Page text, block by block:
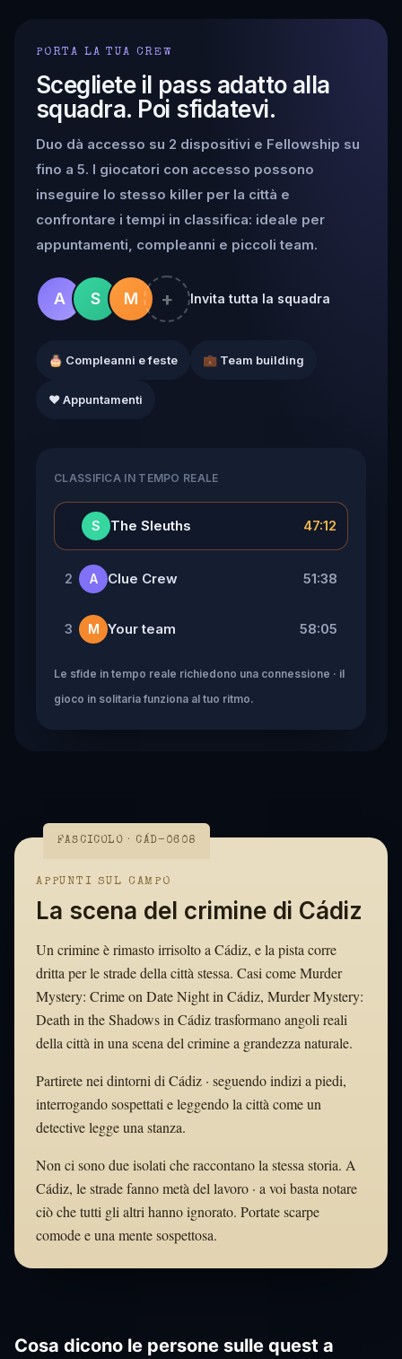
PORTA LA TUA CREW
Scegliete il pass adatto alla
squadra. Poi sfidatevi.
Duo dà accesso su 2 dispositivi e Fellowship su
fino a 5. I giocatori con accesso possono
inseguire lo stesso killer per la città e
confrontare i tempi in classifica: ideale per
appuntamenti, compleanni e piccoli team.
A S M + Invita tutta la squadra
🎂 Compleanni e feste 💼 Team building
❤️ Appuntamenti
CLASSIFICA IN TEMPO REALE
S The Sleuths 47:12
2 A Clue Crew 51:38
3 M Your team 58:05
Le sfide in tempo reale richiedono una connessione · il
gioco in solitaria funziona al tuo ritmo.
FASCICOLO · CÁD-0608
APPUNTI SUL CAMPO
La scena del crimine di Cádiz
Un crimine è rimasto irrisolto a Cádiz, e la pista corre
dritta per le strade della città stessa. Casi come Murder
Mystery: Crime on Date Night in Cádiz, Murder Mystery:
Death in the Shadows in Cádiz trasformano angoli reali
della città in una scena del crimine a grandezza naturale.
Partirete nei dintorni di Cádiz · seguendo indizi a piedi,
interrogando sospettati e leggendo la città come un
detective legge una stanza.
Non ci sono due isolati che raccontano la stessa storia. A
Cádiz, le strade fanno metà del lavoro · a voi basta notare
ciò che tutti gli altri hanno ignorato. Portate scarpe
comode e una mente sospettosa.
Cosa dicono le persone sulle quest a